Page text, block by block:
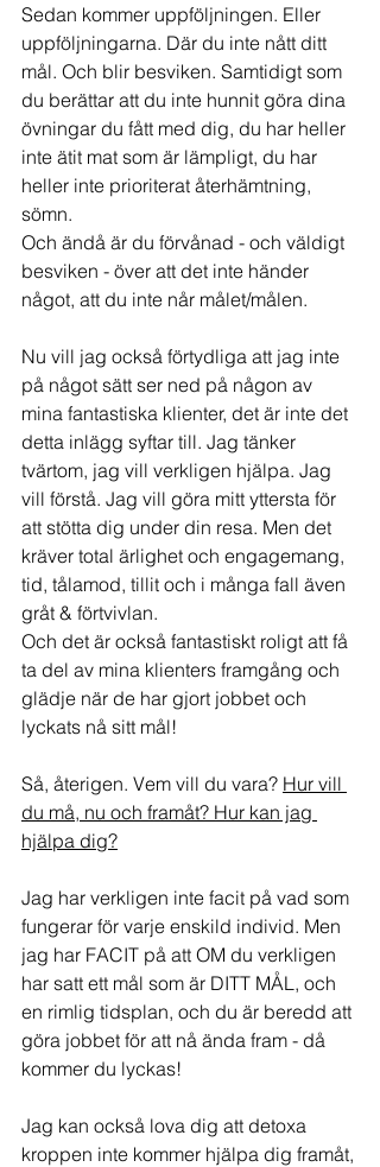
Sedan kommer uppföljningen. Eller
uppföljningarna. Där du inte nått ditt
mål. Och blir besviken. Samtidigt som
du berättar att du inte hunnit göra dina
övningar du fått med dig, du har heller
inte ätit mat som är lämpligt, du har
heller inte prioriterat återhämtning,
sömn.
Och ändå är du förvånad - och väldigt
besviken - över att det inte händer
något, att du inte når målet/målen.
Nu vill jag också förtydliga att jag inte
på något sätt ser ned på någon av
mina fantastiska klienter, det är inte det
detta inlägg syftar till. Jag tänker
tvärtom, jag vill verkligen hjälpa. Jag
vill förstå. Jag vill göra mitt yttersta för
att stötta dig under din resa. Men det
kräver total ärlighet och engagemang,
tid, tålamod, tillit och i många fall även
gråt & förtvivlan.
Och det är också fantastiskt roligt att få
ta del av mina klienters framgång och
glädje när de har gjort jobbet och
lyckats nå sitt mål!
Så, återigen. Vem vill du vara? Hur vill
du må, nu och framåt? Hur kan jag
hjälpa dig?
Jag har verkligen inte facit på vad som
fungerar för varje enskild individ. Men
jag har FACIT på att OM du verkligen
har satt ett mål som är DITT MÅL, och
en rimlig tidsplan, och du är beredd att
göra jobbet för att nå ända fram - då
kommer du lyckas!
Jag kan också lova dig att detoxa
kroppen inte kommer hjälpa dig framåt,